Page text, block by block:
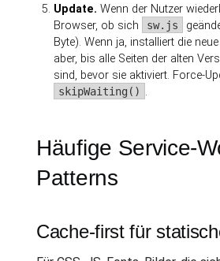
Update. Wenn der Nutzer
Browser, ob sich
sw.js
Byte). Wenn ja, installiert die
aber, bis alle Seiten der alten
sind, bevor sie aktiviert. Force-
skipWaiting() .
Häufige Service-
Patterns
Cache-first für